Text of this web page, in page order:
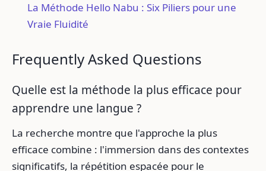
La Méthode Hello Nabu : Six Piliers pour une
Vraie Fluidité
Frequently Asked Questions
Quelle est la méthode la plus efficace pour
apprendre une langue ?
La recherche montre que l'approche la plus
efficace combine : l'immersion dans des contextes
significatifs, la répétition espacée pour le